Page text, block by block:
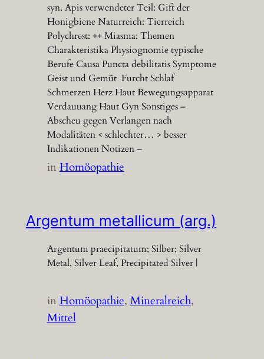
syn. Apis verwendeter Teil: Gift der
Honigbiene Naturreich: Tierreich
Polychrest: ++ Miasma: Themen
Charakteristika Physiognomie typische
Berufe Causa Puncta debilitatis Symptome
Geist und Gemüt Furcht Schlaf
Schmerzen Herz Haut Bewegungsapparat
Verdauuang Haut Gyn Sonstiges –
Abscheu gegen Verlangen nach
Modalitäten < schlechter… > besser
Indikationen Notizen –
inHomöopathie
Argentum metallicum (arg.)
Argentum praecipitatum; Silber; Silver
Metal, Silver Leaf, Precipitated Silver |
inHomöopathie, Mineralreich
Mittel